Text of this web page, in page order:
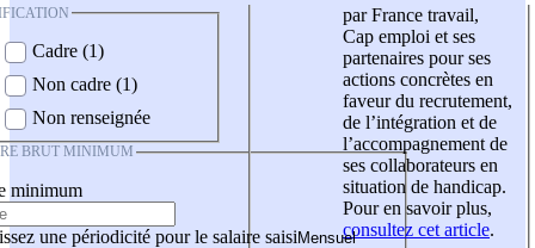
Cadre (1)
Non cadre (1)
Non renseignée
BRUT MINIMUM
minimum
une périodicité pour le salaire saisi
par France travail,
Cap emploi et ses
partenaires pour ses
actions concrètes en
faveur du recrutement,
de l’intégration et de
l’accompagnement de
ses collaborateurs en
situation de handicap.
Pour en savoir plus,
consultez cet article.